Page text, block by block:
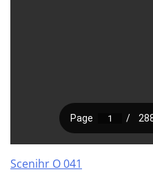
Scenihr O 041